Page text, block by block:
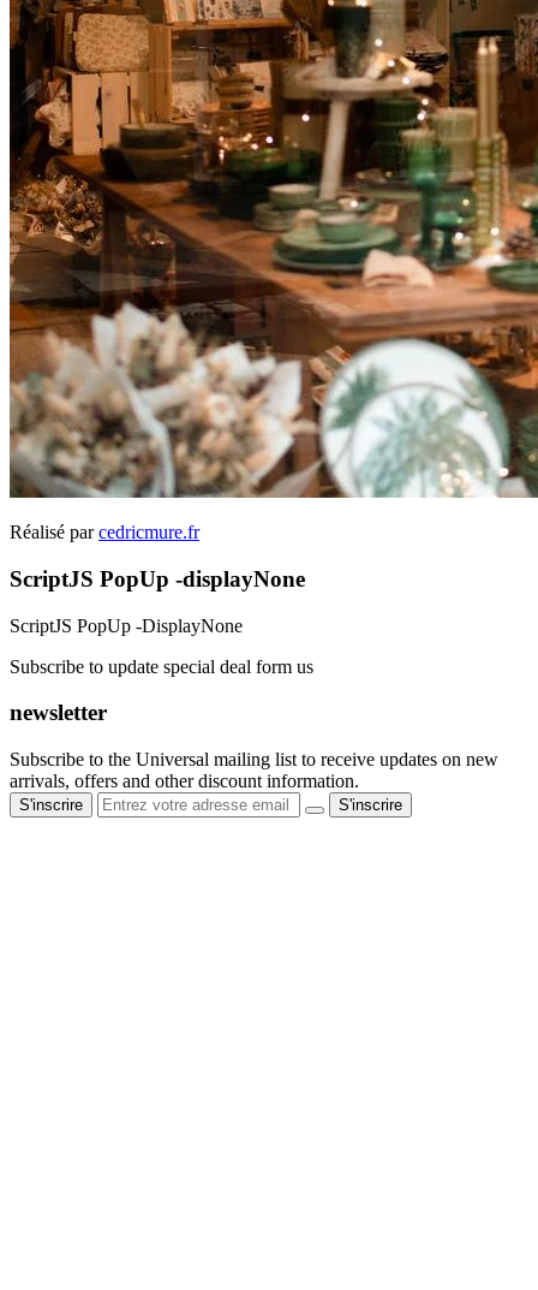
Réalisé parcedricmure.fr
ScriptJS PopUp -displayNone
ScriptJS PopUp -DisplayNone
Subscribe to update special deal form us
newsletter
Subscribe to the Universal mailing list to receive updates on new
arrivals, offers and other discount information.
S'inscrire S'inscrire